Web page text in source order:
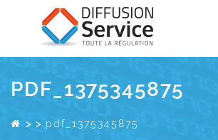
PDF_1375345875
> > pdf_1375345875